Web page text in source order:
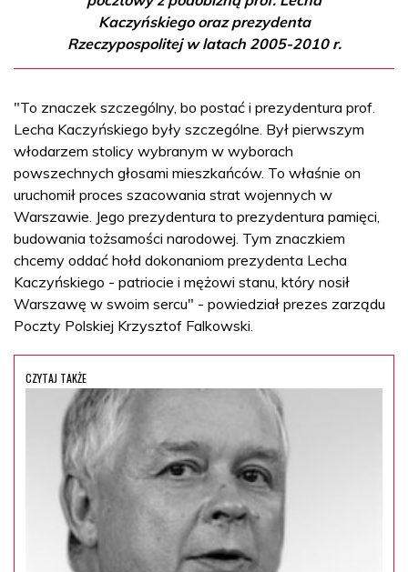
Kaczyńskiego oraz prezydenta
Rzeczypospolitej w latach 2005-2010 r.
"To znaczek szczególny, bo postać i prezydentura prof.
Lecha Kaczyńskiego były szczególne. Był pierwszym
włodarzem stolicy wybranym w wyborach
powszechnych głosami mieszkańców. To właśnie on
uruchomił proces szacowania strat wojennych w
Warszawie. Jego prezydentura to prezydentura pamięci,
budowania tożsamości narodowej. Tym znaczkiem
chcemy oddać hołd dokonaniom prezydenta Lecha
Kaczyńskiego - patriocie i mężowi stanu, który nosił
Warszawę w swoim sercu" - powiedział prezes zarządu
Poczty Polskiej Krzysztof Falkowski.
CZYTAJ TAKŻE